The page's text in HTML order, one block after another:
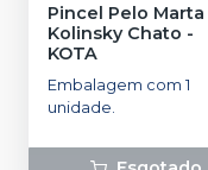
Pincel Pelo Marta
Kolinsky Chato -
KOTA
Embalagem com 1
unidade.